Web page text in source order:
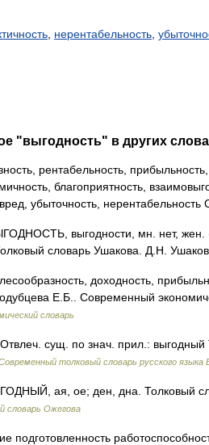
нерентабельность
"выгодность" в других
рентабельность,
благоприятность,
убыточность,
выгодности, мн. нет, жен.
словарь Ушакова. Д.Н.
доходность,
Е.Б.. Современный
словарь
сущ. по знач. прил.:
толковый словарь русского языка
ая, ое; ден, дна. Толковый
словарь Ожегова
подготовленность